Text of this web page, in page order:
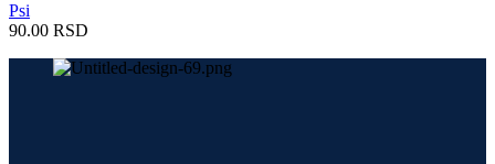
Psi
90.00 RSD